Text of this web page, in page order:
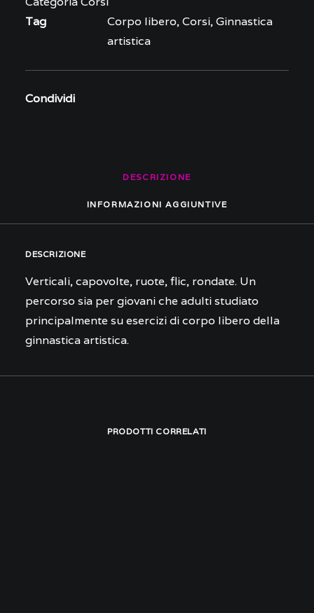
Tag
Corpo libero,Corsi,Ginnastica
artistica
Condividi
DESCRIZIONE
INFORMAZIONI AGGIUNTIVE
DESCRIZIONE
Verticali, capovolte, ruote, flic, rondate. Un
percorso sia per giovani che adulti studiato
principalmente su esercizi di corpo libero della
ginnastica artistica.
PRODOTTI CORRELATI